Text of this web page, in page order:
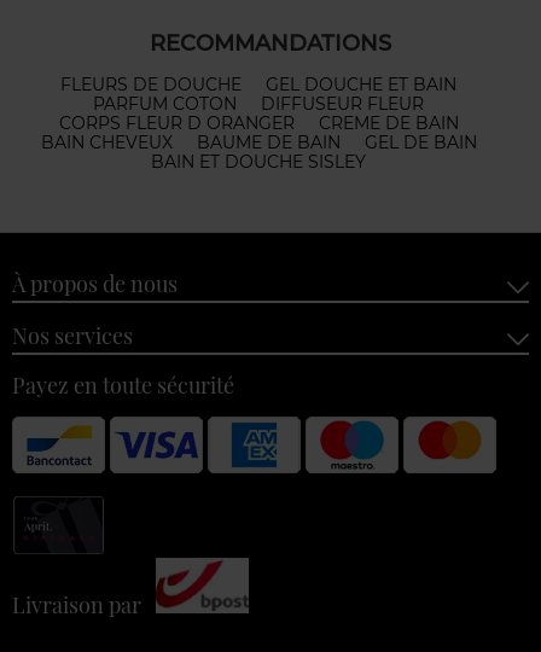
RECOMMANDATIONS
FLEURS DE DOUCHE
GEL DOUCHE ET BAIN
PARFUM COTON
DIFFUSEUR FLEUR
CORPS FLEUR D ORANGER
CREME DE BAIN
BAIN CHEVEUX
BAUME DE BAIN
GEL DE BAIN
BAIN ET DOUCHE SISLEY
À propos de nous
Nos services
Payez en toute sécurité
Livraison par